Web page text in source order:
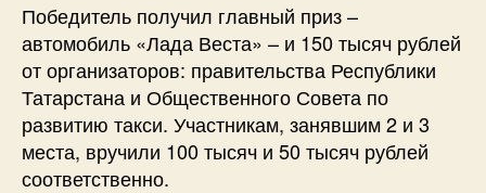
Победитель получил главный приз –
автомобиль «Лада Веста» – и 150 тысяч рублей
от организаторов: правительства Республики
Татарстана и Общественного Совета по
развитию такси. Участникам, занявшим 2 и 3
места, вручили 100 тысяч и 50 тысяч рублей
соответственно.